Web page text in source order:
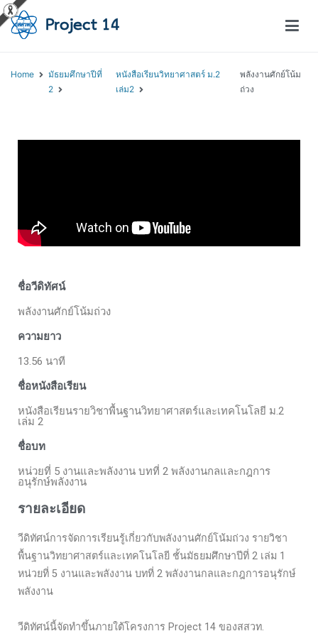
Home
มัธยมศึกษาปีที่
2
หนังสือเรียนวิทยาศาสตร์ ม.2
เล่ม2
พลังงานศักย์โน้ม
ถ่วง
ชื่อวีดิทัศน์
พลังงานศักย์โน้มถ่วง
ความยาว
13.56 นาที
ชื่อหนังสือเรียน
หนังสือเรียนรายวิชาพื้นฐานวิทยาศาสตร์และเทคโนโลยี ม.2
เล่ม 2
ชื่อบท
หน่วยที่ 5 งานและพลังงาน บทที่ 2 พลังงานกลและกฎการ
อนุรักษ์พลังงาน
รายละเอียด
วีดิทัศน์การจัดการเรียนรู้เกี่ยวกับพลังงานศักย์โน้มถ่วง รายวิชา
พื้นฐานวิทยาศาสตร์และเทคโนโลยี ชั้นมัธยมศึกษาปีที่ 2 เล่ม 1
หน่วยที่ 5 งานและพลังงาน บทที่ 2 พลังงานกลและกฎการอนุรักษ์
พลังงาน
วีดิทัศน์นี้จัดทำขึ้นภายใต้โครงการ Project 14 ของสสวท.